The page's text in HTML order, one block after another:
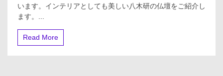
の
います。インテリアとしても美しい八木研の仏壇をご紹介し
ます。...
Read More